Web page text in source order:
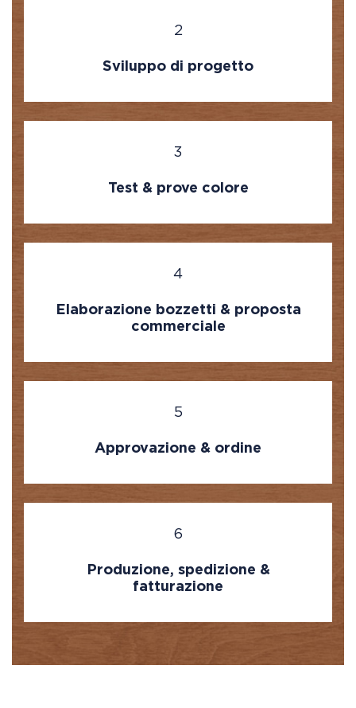
2
Sviluppo di progetto
3
Test & prove colore
4
Elaborazione bozzetti & proposta
commerciale
5
Approvazione & ordine
6
Produzione, spedizione &
fatturazione